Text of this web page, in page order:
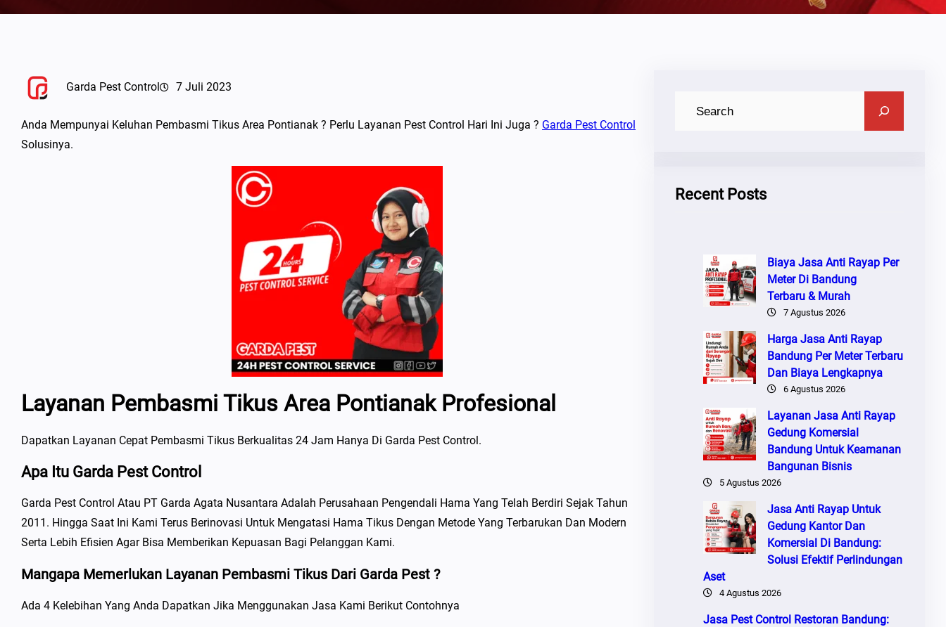
Garda Pest Control 7 Juli 2023
Anda Mempunyai Keluhan Pembasmi Tikus Area Pontianak ? Perlu Layanan Pest Control Hari Ini Juga ? Garda Pest Control
Solusinya.
Layanan Pembasmi Tikus Area Pontianak Profesional
Dapatkan Layanan Cepat Pembasmi Tikus Berkualitas 24 Jam Hanya Di Garda Pest Control.
Apa Itu Garda Pest Control
Garda Pest Control Atau PT Garda Agata Nusantara Adalah Perusahaan Pengendali Hama Yang Telah Berdiri Sejak Tahun
2011. Hingga Saat Ini Kami Terus Berinovasi Untuk Mengatasi Hama Tikus Dengan Metode Yang Terbarukan Dan Modern
Serta Lebih Efisien Agar Bisa Memberikan Kepuasan Bagi Pelanggan Kami.
Mangapa Memerlukan Layanan Pembasmi Tikus Dari Garda Pest ?
Ada 4 Kelebihan Yang Anda Dapatkan Jika Menggunakan Jasa Kami Berikut Contohnya
Recent Posts
Biaya Jasa Anti Rayap Per
Meter Di Bandung
Terbaru & Murah
7 Agustus 2026
Harga Jasa Anti Rayap
Bandung Per Meter Terbaru
Dan Biaya Lengkapnya
6 Agustus 2026
Layanan Jasa Anti Rayap
Gedung Komersial
Bandung Untuk Keamanan
Bangunan Bisnis
5 Agustus 2026
Jasa Anti Rayap Untuk
Gedung Kantor Dan
Komersial Di Bandung:
Solusi Efektif Perlindungan
Aset
4 Agustus 2026
Jasa Pest Control Restoran Bandung: